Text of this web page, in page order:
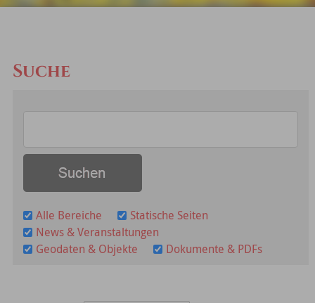
Suche
Alle Bereiche
Statische Seiten
News & Veranstaltungen
Geodaten & Objekte
Dokumente & PDFs